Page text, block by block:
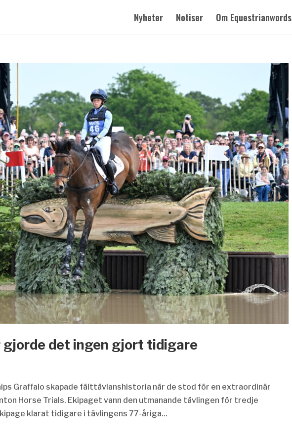
Nyheter Notiser Om Equestrianwords
gjorde det ingen gjort tidigare
Graffalo skapade fälttävlanshistoria när de stod för en extraordinär
Horse Trials. Ekipaget vann den utmanande tävlingen för tredje
klarat tidigare i tävlingens 77-åriga...